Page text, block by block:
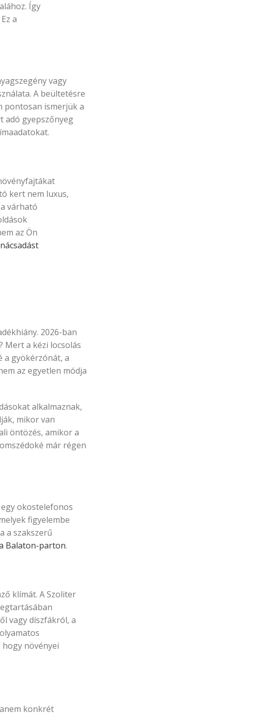
Így
a
vagy
A beültetésre
pontosan ismerjük a
adó gyepszőnyeg
kert nem luxus,
várható
az Ön
2026-ban
Mert a kézi locsolás
a gyökérzónát, a
az egyetlen módja
alkalmaznak,
mikor van
öntözés, amikor a
már régen
okostelefonos
figyelembe
a szakszerű
Balaton-parton.
klímát. A Szoliter
vagy díszfákról, a
hogy növényei
konkrét